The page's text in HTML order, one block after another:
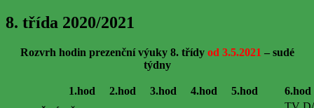
8. třída 2020/2021
Rozvrh hodin prezenční výuky 8. třídy od 3.5.2021 – sudé
týdny
1.hod 2.hod 3.hod 4.hod 5.hod
6.hod